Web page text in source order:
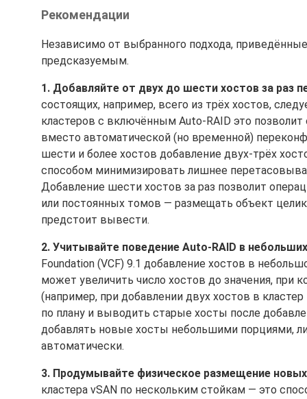
Рекомендации
Независимо от выбранного подхода,
предсказуемым.
1. Добавляйте от двух до шести хостов за раз
состоящих, например, всего из трёх хостов,
кластеров с включённым Auto-RAID это
вместо автоматической (но временной)
шести и более хостов добавление двух-трёх
способом минимизировать лишнее
Добавление шести хостов за раз позволит
или постоянных томов — размещать объект
предстоит вывести.
2. Учитывайте поведение Auto-RAID в
Foundation (VCF) 9.1 добавление хостов в
может увеличить число хостов до значения, при
(например, при добавлении двух хостов в
по плану и выводить старые хосты после
добавлять новые хосты небольшими порциями,
автоматически.
3. Продумывайте физическое размещение
кластера vSAN по нескольким стойкам — это